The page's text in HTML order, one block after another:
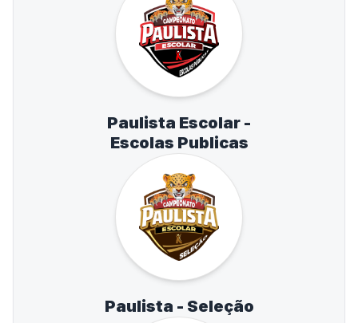
Paulista Escolar -
Escolas Publicas
Paulista - Seleção